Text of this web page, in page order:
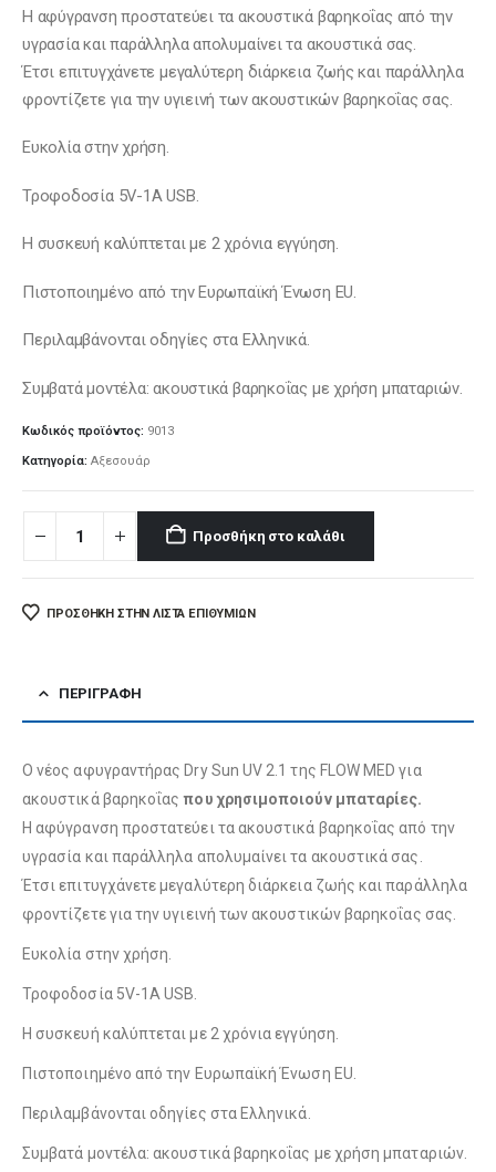
Η αφύγρανση προστατεύει τα ακουστικά βαρηκοΐας από την
υγρασία και παράλληλα απολυμαίνει τα ακουστικά σας.
Έτσι επιτυγχάνετε μεγαλύτερη διάρκεια ζωής και παράλληλα
φροντίζετε για την υγιεινή των ακουστικών βαρηκοΐας σας.
Ευκολία στην χρήση.
Τροφοδοσία 5V-1ΑUSB.
Η συσκευή καλύπτεται με 2 χρόνια εγγύηση.
Πιστοποιημένο από την Ευρωπαϊκή Ένωση EU.
Περιλαμβάνονται οδηγίες στα Ελληνικά.
Συμβατά μοντέλα: ακουστικά βαρηκοΐας με χρήση μπαταριών.
Κωδικός προϊόντος: 9013
Κατηγορία: Αξεσουάρ
Προσθήκη στο καλάθι
ΠΡΌΣΘΉΚΗ ΣΤΗΝ ΛΊΣΤΑ ΕΠΙΘΥΜΙΏΝ
ΠΕΡΙΓΡΑΦΉ
Ο νέος αφυγραντήρας Dry Sun UV 2.1 της FLOW MED για
ακουστικά βαρηκοΐαςπου χρησιμοποιούν μπαταρίες.
Η αφύγρανση προστατεύει τα ακουστικά βαρηκοΐας από την
υγρασία και παράλληλα απολυμαίνει τα ακουστικά σας.
Έτσι επιτυγχάνετε μεγαλύτερη διάρκεια ζωής και παράλληλα
φροντίζετε για την υγιεινή των ακουστικών βαρηκοΐας σας.
Ευκολία στην χρήση.
Τροφοδοσία 5V-1ΑUSB.
Η συσκευή καλύπτεται με 2 χρόνια εγγύηση.
Πιστοποιημένο από την Ευρωπαϊκή Ένωση EU.
Περιλαμβάνονται οδηγίες στα Ελληνικά.
Συμβατά μοντέλα: ακουστικά βαρηκοΐας με χρήση μπαταριών.